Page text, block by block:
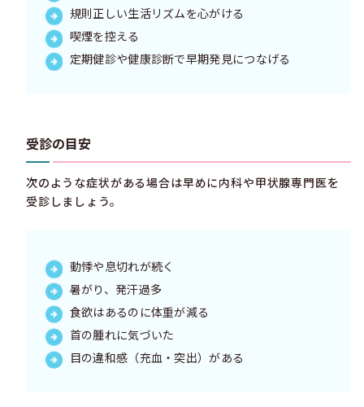
規則正しい生活リズムを心がける
喫煙を控える
定期健診や健康診断で早期発見につなげる
受診の目安
次のような症状がある場合は早めに内科や甲状腺専門医を
受診しましょう。
動悸や息切れが続く
暑がり、発汗過多
食欲はあるのに体重が減る
首の腫れに気づいた
目の違和感（充血・突出）がある